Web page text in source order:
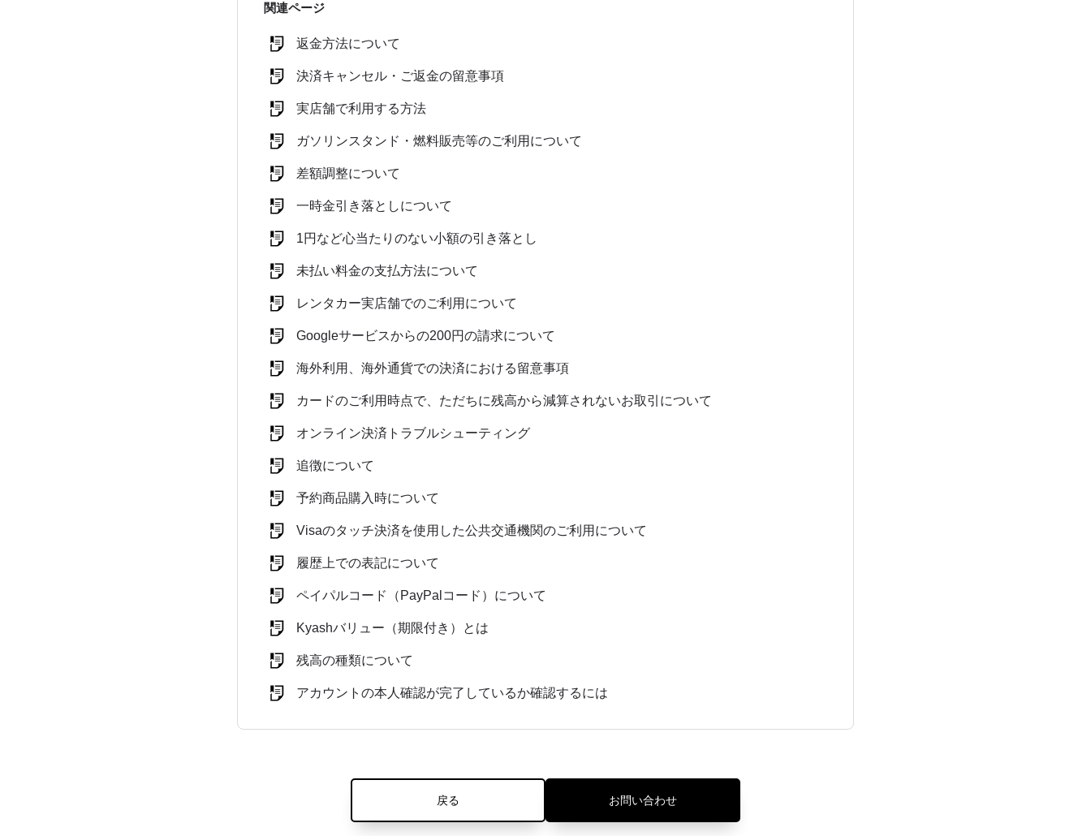
関連ページ
返金方法について
決済キャンセル・ご返金の留意事項
実店舗で利用する方法
ガソリンスタンド・燃料販売等のご利用について
差額調整について
一時金引き落としについて
1円など心当たりのない小額の引き落とし
未払い料金の支払方法について
レンタカー実店舗でのご利用について
Googleサービスからの200円の請求について
海外利用、海外通貨での決済における留意事項
カードのご利用時点で、ただちに残高から減算されないお取引について
オンライン決済トラブルシューティング
追徴について
予約商品購入時について
Visaのタッチ決済を使用した公共交通機関のご利用について
履歴上での表記について
ペイパルコード（PayPalコード）について
Kyashバリュー（期限付き）とは
残高の種類について
アカウントの本人確認が完了しているか確認するには
戻る お問い合わせ